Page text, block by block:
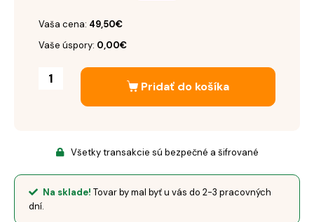
Vaša cena: 49,50€
Vaše úspory: 0,00€
Pridať do košíka
Všetky transakcie sú bezpečné a šifrované
Na sklade! Tovar by mal byť u vás do 2-3 pracovných
dní.